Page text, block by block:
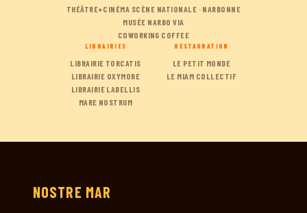
THÉÂTRE+CINÉMA SCÈNE NATIONALE · NARBONNE
MUSÉE NARBO VIA
COWORKING COFFEE
LIBRAIRIES
LIBRAIRIE TORCATIS
LIBRAIRIE OXYMORE
LIBRAIRIE LABELLIS
MARE NOSTRUM
RESTAURATION
LE PETIT MONDE
LE MIAM COLLECTIF
NOSTRE MAR